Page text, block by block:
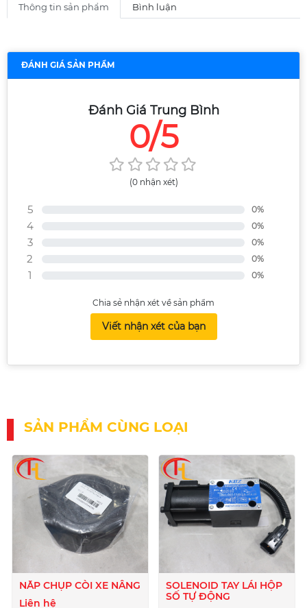
Thông tin sản phẩm Bình luận
ĐÁNH GIÁ SẢN PHẨM
Đánh Giá Trung Bình
0/5
(0 nhận xét)
5 0%
4 0%
3 0%
2 0%
1 0%
Chia sẻ nhận xét về sản phẩm
Viết nhận xét của bạn
SẢN PHẨM CÙNG LOẠI
NẮP CHỤP CÒI XE NÂNG
Liên hệ
SOLENOID TAY LÁI HỘP
SỐ TỰ ĐỘNG